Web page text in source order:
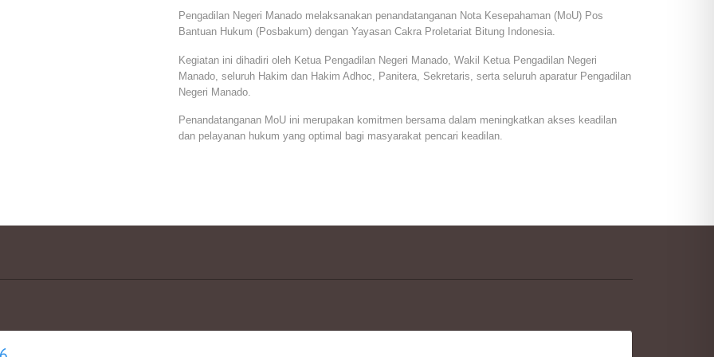
Pengadilan Negeri Manado melaksanakan penandatanganan Nota Kesepahaman (MoU) Pos
Bantuan Hukum (Posbakum) dengan Yayasan Cakra Proletariat Bitung Indonesia.
Kegiatan ini dihadiri oleh Ketua Pengadilan Negeri Manado, Wakil Ketua Pengadilan Negeri
Manado, seluruh Hakim dan Hakim Adhoc, Panitera, Sekretaris, serta seluruh aparatur Pengadilan
Negeri Manado.
Penandatanganan MoU ini merupakan komitmen bersama dalam meningkatkan akses keadilan
dan pelayanan hukum yang optimal bagi masyarakat pencari keadilan.